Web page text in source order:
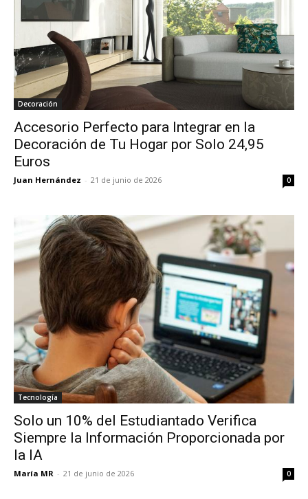
Decoración
Accesorio Perfecto para Integrar en la
Decoración de Tu Hogar por Solo 24,95
Euros
Juan Hernández - 21 de junio de 2026 0
Tecnología
Solo un 10% del Estudiantado Verifica
Siempre la Información Proporcionada por
la IA
María MR - 21 de junio de 2026 0